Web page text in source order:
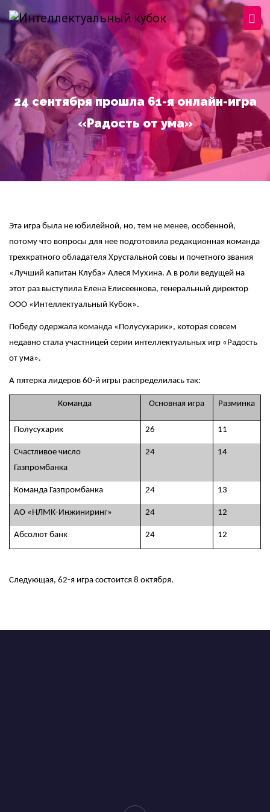
Перейти к основному содержанию
24 сентября прошла 61-я онлайн-игра
«Радость от ума»
Эта игра была не юбилейной, но, тем не менее, особенной,
потому что вопросы для нее подготовила редакционная команда
трехкратного обладателя Хрустальной совы и почетного звания
«Лучший капитан Клуба» Алеся Мухина. А в роли ведущей на
этот раз выступила Елена Елисеенкова, генеральный директор
ООО «Интеллектуальный Кубок».
Победу одержала команда «Полусухарик», которая совсем
недавно стала участницей серии интеллектуальных игр «Радость
от ума».
А пятерка лидеров 60-й игры распределилась так:
Команда Основная игра Разминка
Полусухарик 26 11
Счастливое число
Газпромбанка
24 14
Команда Газпромбанка 24 13
АО «НЛМК-Инжиниринг» 24 12
Абсолют банк 24 12
Следующая, 62-я игра состоится 8 октября.